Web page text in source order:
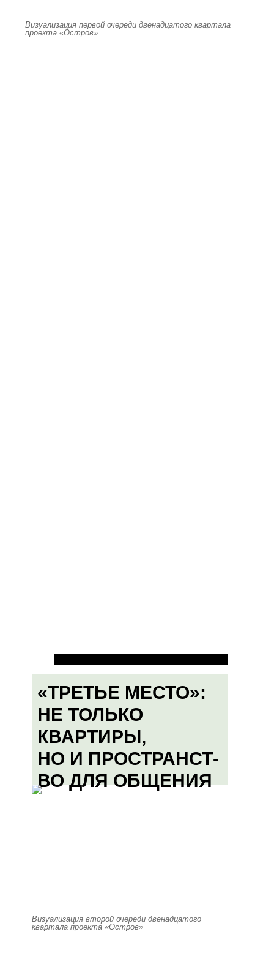
Визуализация первой очереди двенадцатого квартала
проекта «Остров»
«ТРЕТЬЕ МЕСТО»:
НЕ ТОЛЬКО
КВАРТИРЫ,
НО И ПРОСТРАНСТ-
ВО ДЛЯ ОБЩЕНИЯ
Визуализация второй очереди двенадцатого
квартала проекта «Остров»